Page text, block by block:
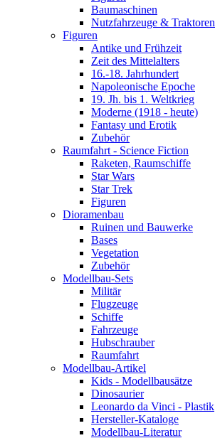
Baumaschinen
Nutzfahrzeuge & Traktoren
Figuren
Antike und Frühzeit
Zeit des Mittelalters
16.-18. Jahrhundert
Napoleonische Epoche
19. Jh. bis 1. Weltkrieg
Moderne (1918 - heute)
Fantasy und Erotik
Zubehör
Raumfahrt - Science Fiction
Raketen, Raumschiffe
Star Wars
Star Trek
Figuren
Dioramenbau
Ruinen und Bauwerke
Bases
Vegetation
Zubehör
Modellbau-Sets
Militär
Flugzeuge
Schiffe
Fahrzeuge
Hubschrauber
Raumfahrt
Modellbau-Artikel
Kids - Modellbausätze
Dinosaurier
Leonardo da Vinci - Plastik
Hersteller-Kataloge
Modellbau-Literatur